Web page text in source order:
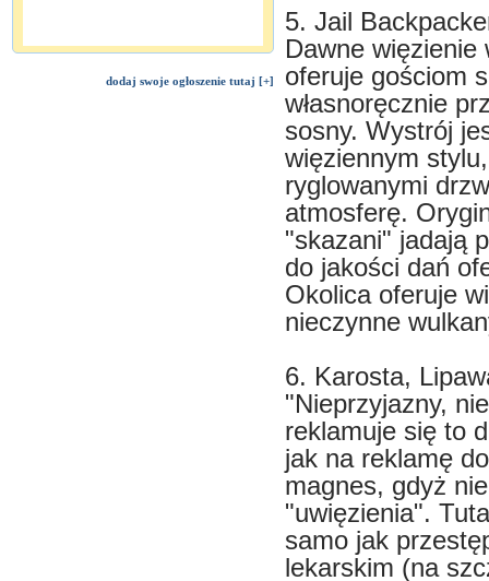
dodaj swoje ogłoszenie tutaj [+]
5. Jail
Dawne więzienie
oferuje gościom
własnoręcznie
sosny. Wystrój
więziennym
ryglowanymi
atmosferę.
"skazani" jadają
do jakości dań
Okolica oferuje
nieczynne
6. Karosta,
"Nieprzyjazny,
reklamuje się to
jak na reklamę
magnes, gdyż
"uwięzienia".
samo jak
lekarskim (na